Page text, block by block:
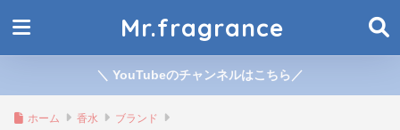
Mr.fragrance
＼ YouTubeのチャンネルはこちら／
ホーム 香水 ブランド